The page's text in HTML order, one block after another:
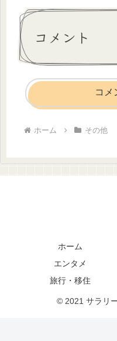
コメント
コメ
ホーム その他
ホーム
エンタメ
旅行・移住
© 2021 サラリ